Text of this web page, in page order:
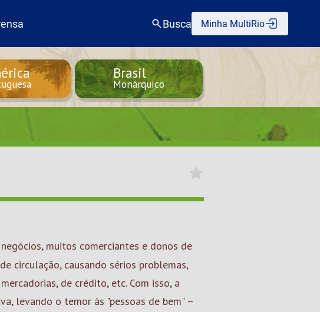
Busca Minha MultiRio
Brasil
Monárquico
circulação, causando sérios problemas,
de crédito, etc. Com isso, a
levando o temor às "pessoas de bem" –